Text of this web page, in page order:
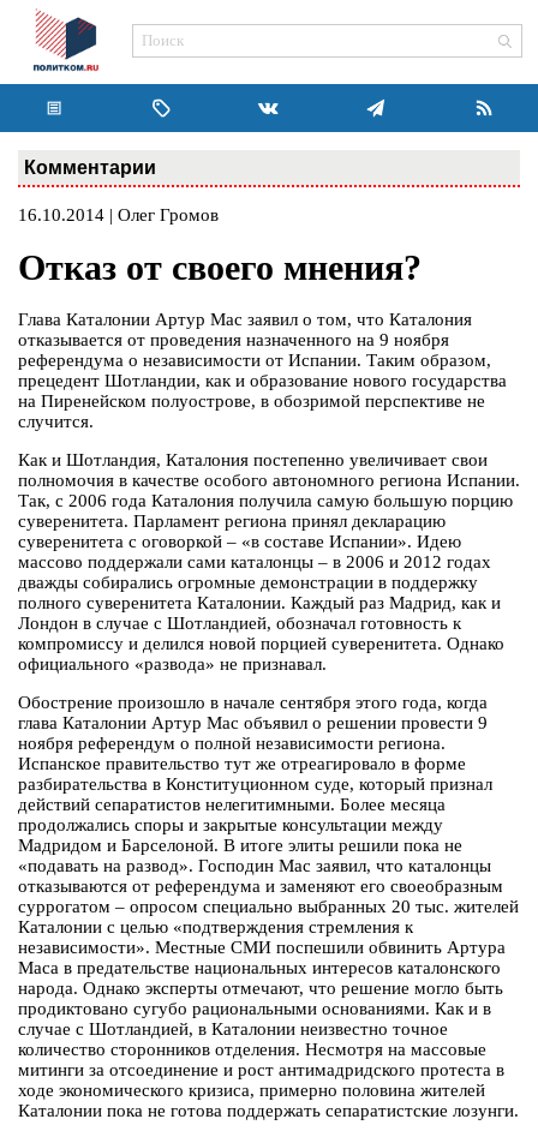
Комментарии
16.10.2014 | Олег Громов
Отказ от своего мнения?
Глава Каталонии Артур Мас заявил о том, что Каталония
отказывается от проведения назначенного на 9 ноября
референдума о независимости от Испании. Таким образом,
прецедент Шотландии, как и образование нового государства
на Пиренейском полуострове, в обозримой перспективе не
случится.
Как и Шотландия, Каталония постепенно увеличивает свои
полномочия в качестве особого автономного региона Испании.
Так, с 2006 года Каталония получила самую большую порцию
суверенитета. Парламент региона принял декларацию
суверенитета с оговоркой – «в составе Испании». Идею
массово поддержали сами каталонцы – в 2006 и 2012 годах
дважды собирались огромные демонстрации в поддержку
полного суверенитета Каталонии. Каждый раз Мадрид, как и
Лондон в случае с Шотландией, обозначал готовность к
компромиссу и делился новой порцией суверенитета. Однако
официального «развода» не признавал.
Обострение произошло в начале сентября этого года, когда
глава Каталонии Артур Мас объявил о решении провести 9
ноября референдум о полной независимости региона.
Испанское правительство тут же отреагировало в форме
разбирательства в Конституционном суде, который признал
действий сепаратистов нелегитимными. Более месяца
продолжались споры и закрытые консультации между
Мадридом и Барселоной. В итоге элиты решили пока не
«подавать на развод». Господин Мас заявил, что каталонцы
отказываются от референдума и заменяют его своеобразным
суррогатом – опросом специально выбранных 20 тыс. жителей
Каталонии с целью «подтверждения стремления к
независимости». Местные СМИ поспешили обвинить Артура
Маса в предательстве национальных интересов каталонского
народа. Однако эксперты отмечают, что решение могло быть
продиктовано сугубо рациональными основаниями. Как и в
случае с Шотландией, в Каталонии неизвестно точное
количество сторонников отделения. Несмотря на массовые
митинги за отсоединение и рост антимадридского протеста в
ходе экономического кризиса, примерно половина жителей
Каталонии пока не готова поддержать сепаратистские лозунги.